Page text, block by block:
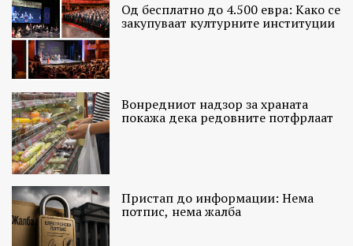
Од бесплатно до 4.500 евра: Како се
закупуваат културните институции
Вонредниот надзор за храната
покажа дека редовните потфрлаат
Пристап до информации: Нема
потпис, нема жалба